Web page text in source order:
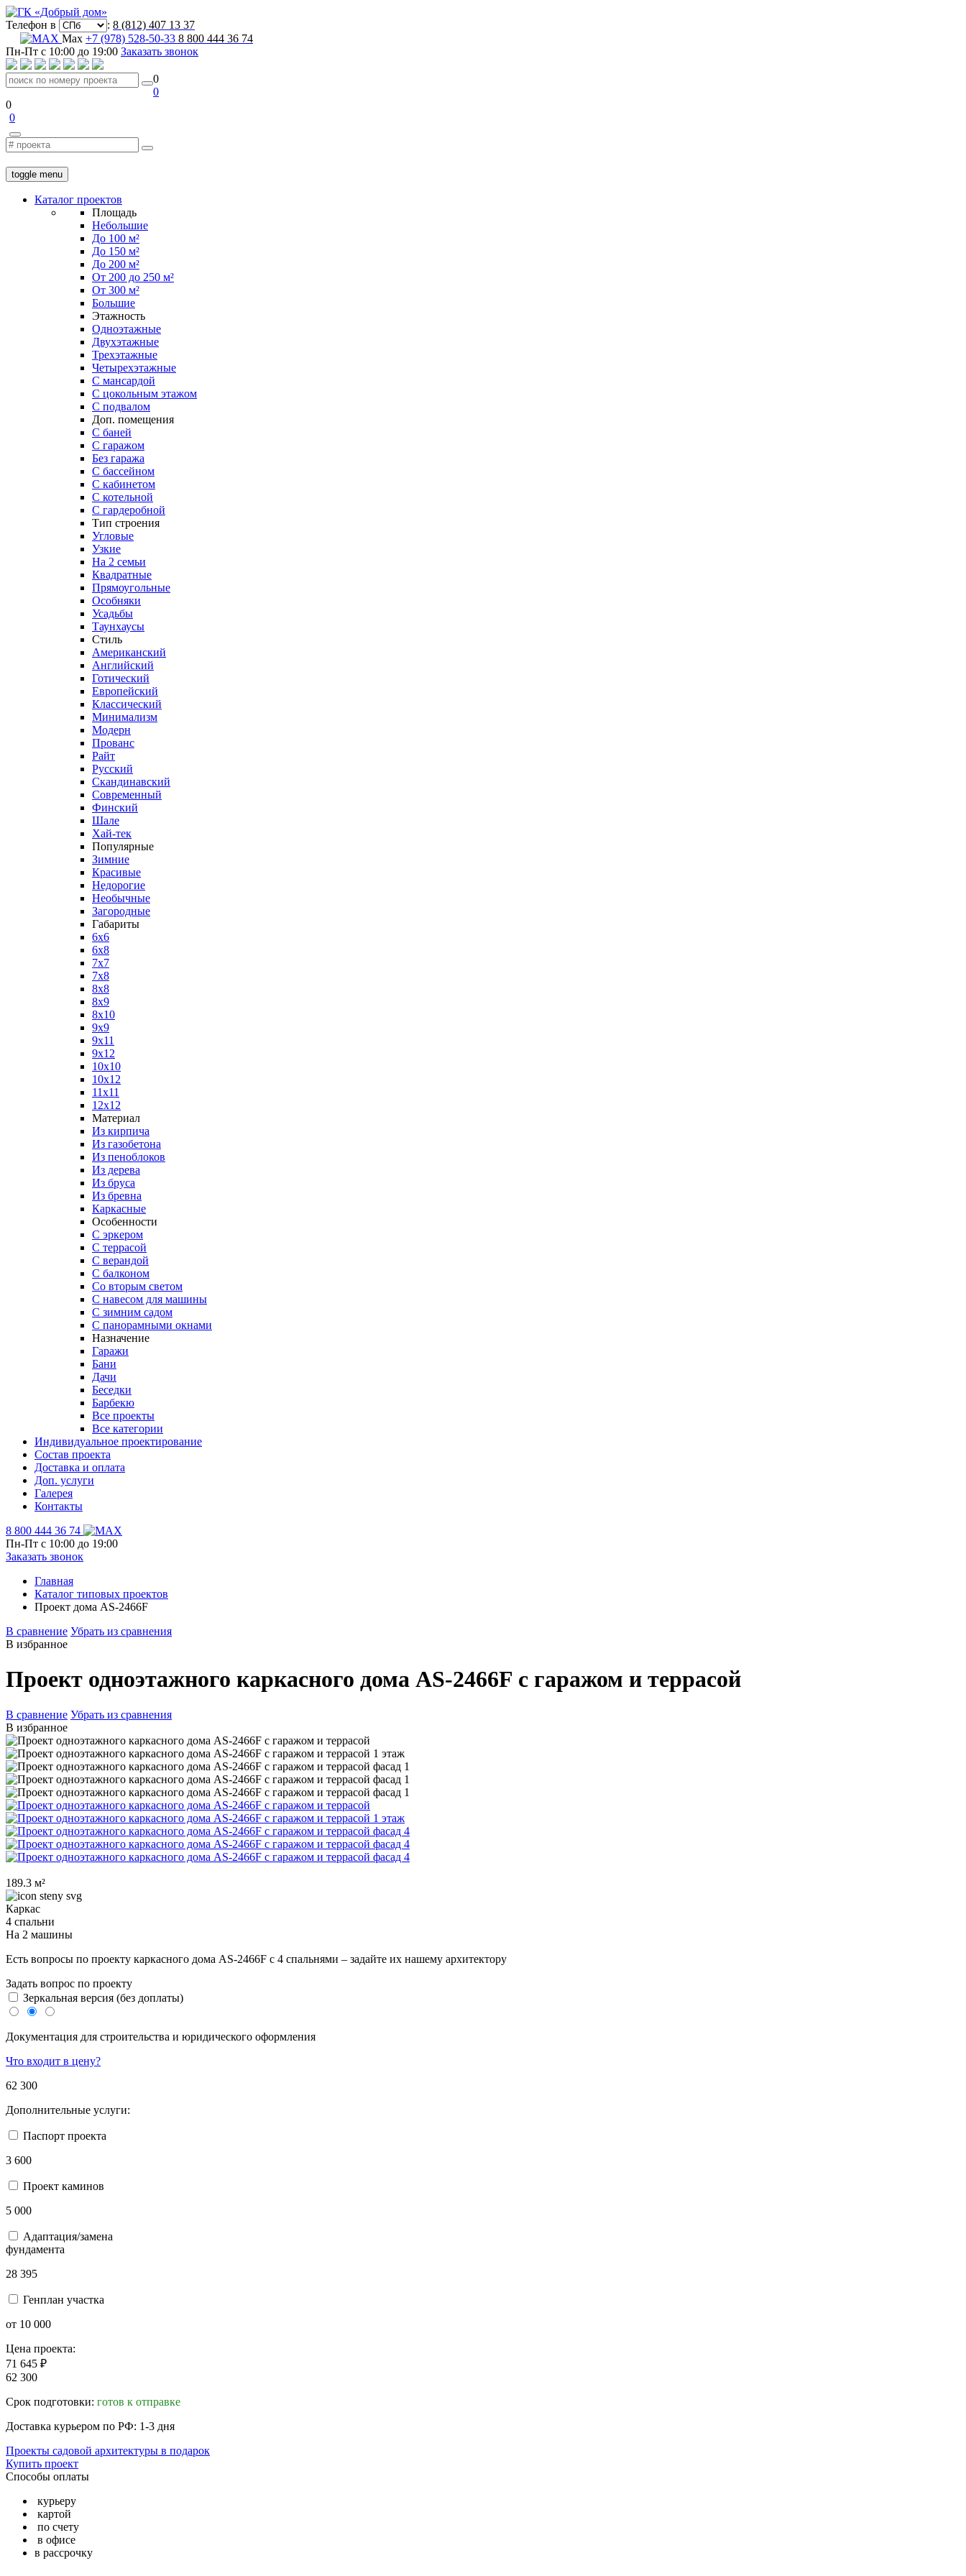
Телефон в : 8 (812) 407 13 37
Max +7 (978) 528-50-33 8 800 444 36 74
Пн-Пт с 10:00 до 19:00 Заказать звонок
0
0
0
0
toggle menu
Каталог проектов
Площадь
Небольшие
До 100 м²
До 150 м²
До 200 м²
От 200 до 250 м²
От 300 м²
Большие
Этажность
Одноэтажные
Двухэтажные
Трехэтажные
Четырехэтажные
С мансардой
С цокольным этажом
С подвалом
Доп. помещения
С баней
С гаражом
Без гаража
С бассейном
С кабинетом
С котельной
С гардеробной
Тип строения
Угловые
Узкие
На 2 семьи
Квадратные
Прямоугольные
Особняки
Усадьбы
Таунхаусы
Стиль
Американский
Английский
Готический
Европейский
Классический
Минимализм
Модерн
Прованс
Райт
Русский
Скандинавский
Современный
Финский
Шале
Хай-тек
Популярные
Зимние
Красивые
Недорогие
Необычные
Загородные
Габариты
6x6
6x8
7x7
7x8
8x8
8x9
8x10
9x9
9x11
9x12
10x10
10x12
11x11
12x12
Материал
Из кирпича
Из газобетона
Из пеноблоков
Из дерева
Из бруса
Из бревна
Каркасные
Особенности
С эркером
С террасой
С верандой
С балконом
Со вторым светом
С навесом для машины
С зимним садом
С панорамными окнами
Назначение
Гаражи
Бани
Дачи
Беседки
Барбекю
Все проекты
Все категории
Индивидуальное проектирование
Состав проекта
Доставка и оплата
Доп. услуги
Галерея
Контакты
8 800 444 36 74
Пн-Пт с 10:00 до 19:00
Заказать звонок
Главная
Каталог типовых проектов
Проект дома AS-2466F
В сравнение Убрать из сравнения
В избранное
Проект одноэтажного каркасного дома AS-2466F с гаражом и террасой
В сравнение Убрать из сравнения
В избранное
189.3 м²
Каркас
4 спальни
На 2 машины
Есть вопросы по проекту каркасного дома AS-2466F с 4 спальнями – задайте их нашему архитектору
Задать вопрос по проекту
Зеркальная версия (без доплаты)
Документация для строительства и юридического оформления
Что входит в цену?
62 300
Дополнительные услуги:
Паспорт проекта
3 600
Проект каминов
5 000
Адаптация/замена
фундамента
28 395
Генплан участка
от 10 000
Цена проекта:
71 645 ₽
62 300
Срок подготовки: готов к отправке
Доставка курьером по РФ: 1-3 дня
Проекты садовой архитектуры в подарок
Купить проект
Способы оплаты
курьеру
картой
по счету
в офисе
в рассрочку